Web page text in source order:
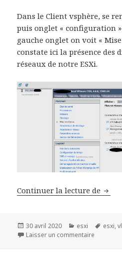
Dans le Client vsphère, se
puis onglet « configuration
gauche onglet on voit « Mise
constate ici la présence des
réseaux de notre ESXi.
Continuer la lecture de
Publié
le
30 avril 2020 Catégories
esxi
Mots-
esxi,
Laisser un commentaire